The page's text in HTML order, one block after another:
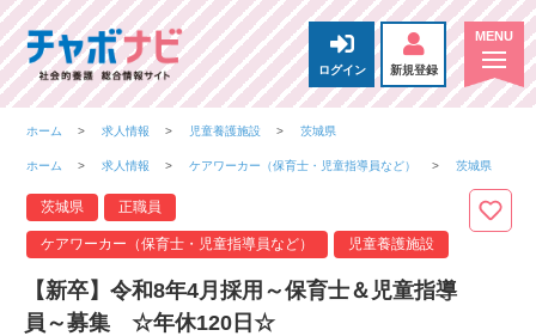
ログイン 新規登録
ホーム 求人情報 児童養護施設 茨城県
ホーム 求人情報 ケアワーカー（保育士・児童指導員など） 茨城県
茨城県 正職員
ケアワーカー（保育士・児童指導員など） 児童養護施設
【新卒】令和8年4月採用～保育士＆児童指導
員～募集 ☆年休120日☆